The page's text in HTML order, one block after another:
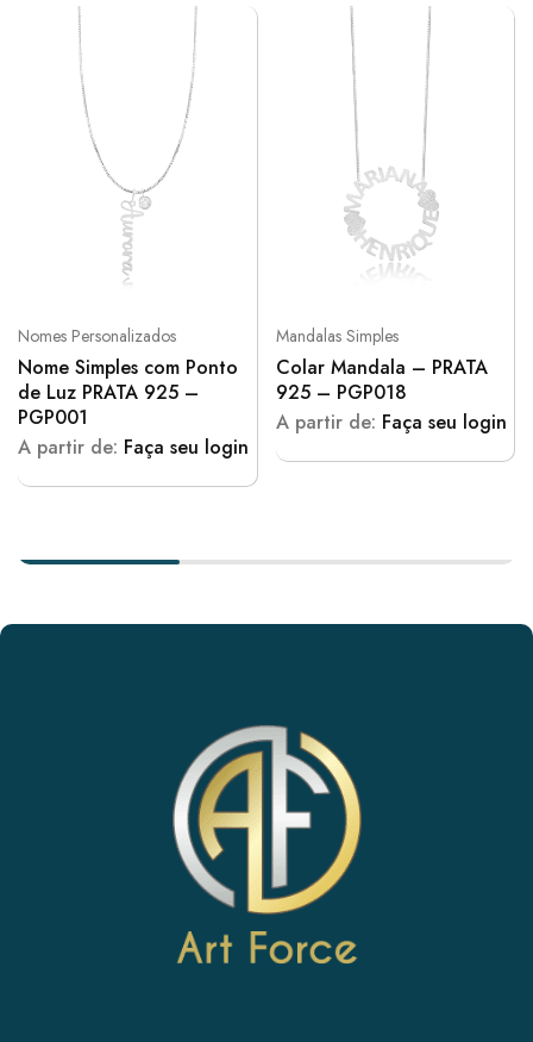
Nomes Personalizados
Nome Simples com Ponto
de Luz PRATA 925 –
PGP001
A partir de: Faça seu login
Mandalas Simples
Colar Mandala – PRATA
925 – PGP018
A partir de: Faça seu login